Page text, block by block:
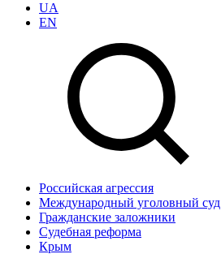
UA
EN
Российская агрессия
Международный уголовный суд
Гражданские заложники
Судебная реформа
Крым